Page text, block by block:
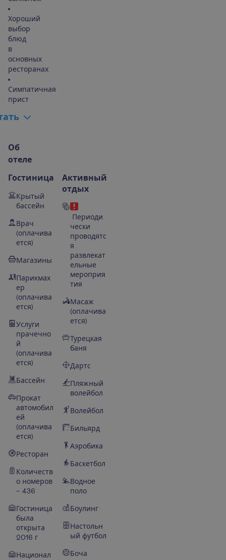
Хороший
выбор
блюд
в
основных
ресторанах
Симпатичная
прист
ать
Об
отеле
Гостиница
Крытый
бассейн
Врач
(оплачива
ется)
Магазины
Парикмах
ер
(оплачива
ется)
Услуги
прачечно
й
(оплачива
ется)
Бассейн
Прокат
автомобил
ей
(оплачива
ется)
Ресторан
Количеств
о номеров
– 436
Гостиница
была
открыта
2016 г
Национал
Активный
отдых
Периоди
чески
проводятс
я
развлекат
ельные
мероприя
тия
Масаж
(оплачива
ется)
Турецкая
баня
Дартс
Пляжный
волейбол
Волейбол
Бильярд
Аэробика
Баскетбол
Водное
поло
Боулинг
Настольн
ый футбол
Боча